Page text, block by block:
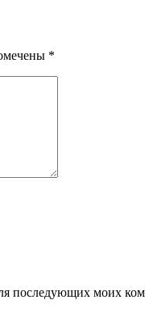
*
последующих моих